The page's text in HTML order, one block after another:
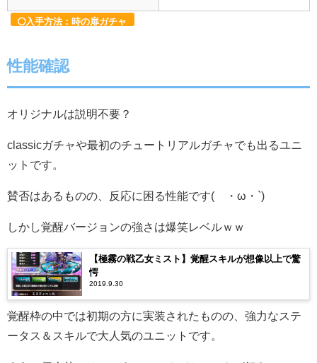
入手方法：時の扉ガチャ
性能確認
オリジナルは説明不要？
classicガチャや最初のチュートリアルガチャでも出るユニ
ットです。
賛否はあるものの、反応に困る性能です(´・ω・`)
しかし覚醒バージョンの強さは爆笑レベルｗｗ
【極霧の戦乙女ミスト】覚醒スキルが想像以上で驚
愕
2019.9.30
覚醒枠の中では初期の方に実装されたものの、強力なステ
ータス＆スキルで大人気のユニットです。